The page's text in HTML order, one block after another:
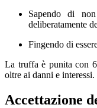
Sapendo di
deliberatamente
Fingendo di
La truffa è punita con
oltre ai danni e interessi.
Accettazione